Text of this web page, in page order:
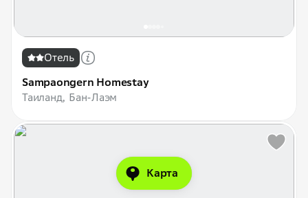
Отель
Sampaongern Homestay
Таиланд, Бан-Лаэм
Карта